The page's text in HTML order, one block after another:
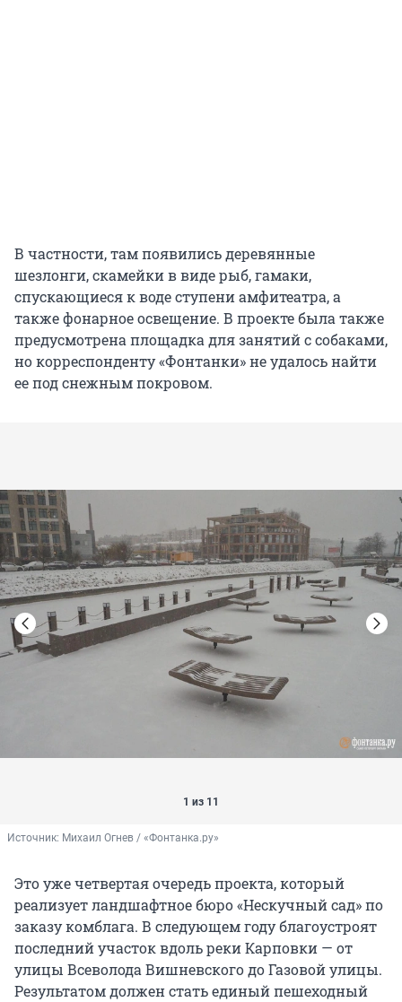
В частности, там появились деревянные
шезлонги, скамейки в виде рыб, гамаки,
спускающиеся к воде ступени амфитеатра, а
также фонарное освещение. В проекте была также
предусмотрена площадка для занятий с собаками,
но корреспонденту «Фонтанки» не удалось найти
ее под снежным покровом.
1 из 11
Источник: Михаил Огнев / «Фонтанка.ру»
Это уже четвертая очередь проекта, который
реализует ландшафтное бюро «Нескучный сад» по
заказу комблага. В следующем году благоустроят
последний участок вдоль реки Карповки — от
улицы Всеволода Вишневского до Газовой улицы.
Результатом должен стать единый пешеходный